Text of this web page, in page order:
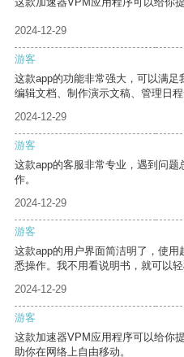
2024-12-29
游客
这款app的功能非常强大，可以满
编辑文档、制作演示文稿、管理日程
2024-12-29
游客
这款app的客服非常专业，遇到问
作。
2024-12-29
游客
这款app的用户界面简洁明了，使
悉操作。我不用看说明书，就可以轻
2024-12-29
游客
这款加速器VPM应用程序可以给你
助你在网络上自由移动。